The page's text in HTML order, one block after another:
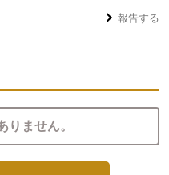
報告する
りません。